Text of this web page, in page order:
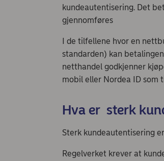
kundeautentisering. Det
gjennomføres
I de tilfellene hvor en
standarden) kan
netthandel godkjenner
mobil eller Nordea ID som
Hva er sterk
Sterk kundeautentisering
Regelverket krever at